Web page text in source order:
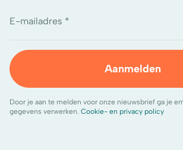
E-mailadres *
Aanmelden
Door je aan te melden voor onze nieuwsbrief ga je
gegevens verwerken. Cookie- en privacy policy